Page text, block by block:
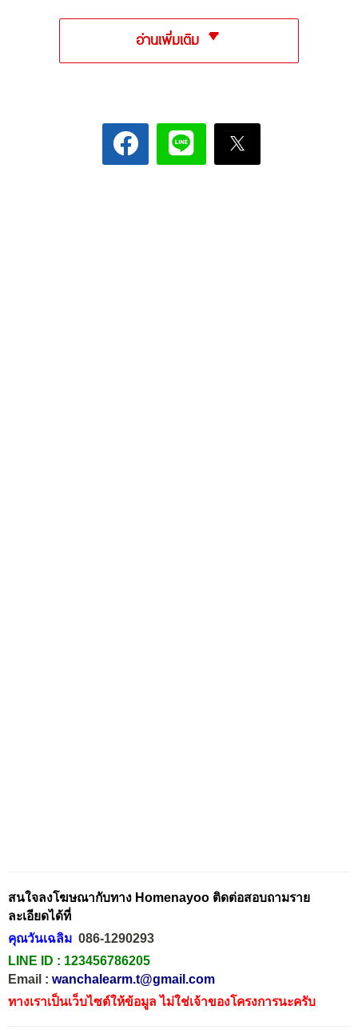
อ่านเพิ่มเติม
สนใจลงโฆษณากับทาง Homenayoo ติดต่อสอบถามราย
ละเอียดได้ที่
คุณวันเฉลิม 086-1290293
LINE ID : 123456786205
Email : wanchalearm.t@gmail.com
ทางเราเป็นเว็บไซต์ให้ข้อมูล ไม่ใช่เจ้าของโครงการนะครับ